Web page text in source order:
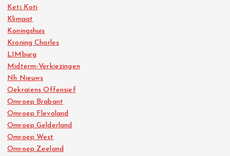
Keti Koti
Klimaat
Koningshuis
Kroning Charles
L1Mburg
Midterm-Verkiezingen
Nh Nieuws
Oekraïens Offensief
Omroep Brabant
Omroep Flevoland
Omroep Gelderland
Omroep West
Omroep Zeeland